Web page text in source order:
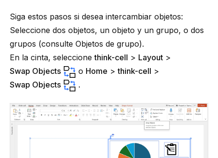
Siga estos pasos si desea intercambiar objetos:
Seleccione dos objetos, un objeto y un grupo, o dos
grupos (consulte Objetos de grupo).
En la cinta, seleccionethink-cell > Layout >
Swap Objects
o Home >think-cell >
Swap Objects
.